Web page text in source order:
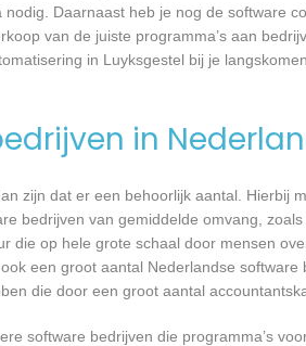
Daarnaast heb je nog de software
van de juiste programma’s aan
in Luyksgestel bij je
in
zijn dat er een behoorlijk aantal. Hierbij
bedrijven van gemiddelde omvang,
die op hele grote schaal door mensen
een groot aantal Nederlandse
die door een groot aantal
software bedrijven die programma’s